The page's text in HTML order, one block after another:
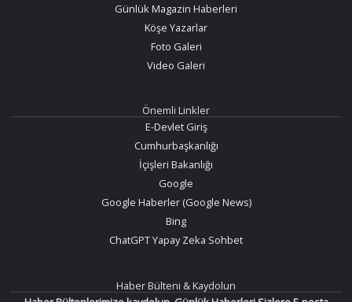
Günlük Magazin Haberleri
Köşe Yazarlar
Foto Galeri
Video Galeri
Önemli Linkler
E-Devlet Giriş
Cumhurbaşkanlığı
İçişleri Bakanlığı
Google
Google Haberler (Google News)
Bing
ChatGPT Yapay Zeka Sohbet
Haber Bülteni & Kaydolun